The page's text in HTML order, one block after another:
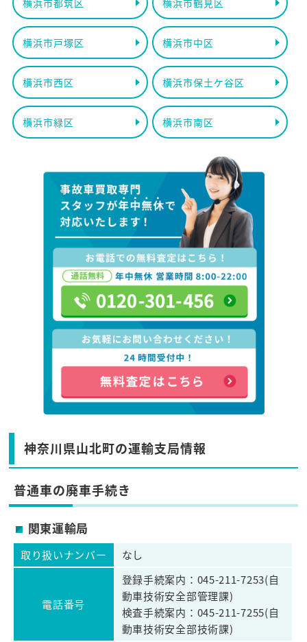
横浜市都筑区 横浜市鶴見区
横浜市戸塚区 横浜市中区
横浜市西区 横浜市保土ケ谷区
横浜市緑区 横浜市南区
神奈川県山北町の運輸支局情報
普通車の廃車手続き
関東運輸局
取り扱いナンバー なし
電話番号
登録手続案内：045-211-7253(自
動車技術安全部管理課)
検査手続案内：045-211-7255(自
動車技術安全部技術課)